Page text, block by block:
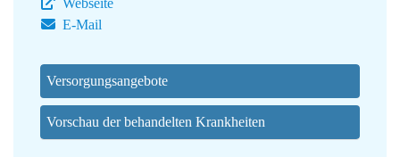
Webseite
E-Mail
Versorgungsangebote
Vorschau der behandelten Krankheiten